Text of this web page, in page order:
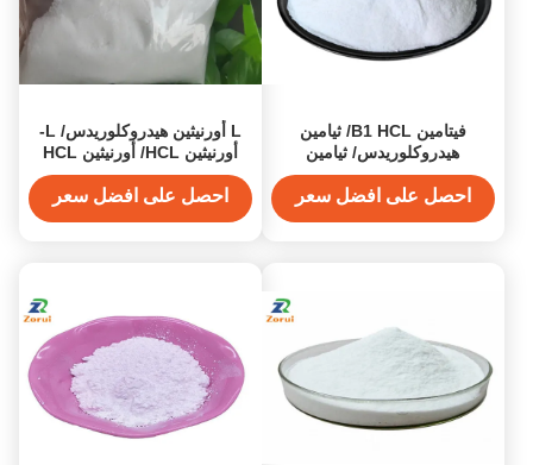
فيتامين B1 HCL/ ثيامين
هيدروكلوريدس/ ثيامين
هيدروكلوريدس مسحوق CAS
67-03-8
احصل على افضل سعر
L أورنيثين هيدروكلوريدس/ L-
أورنيثين HCL/ أورنيثين HCL
CAS 3184-13-2
احصل على افضل سعر